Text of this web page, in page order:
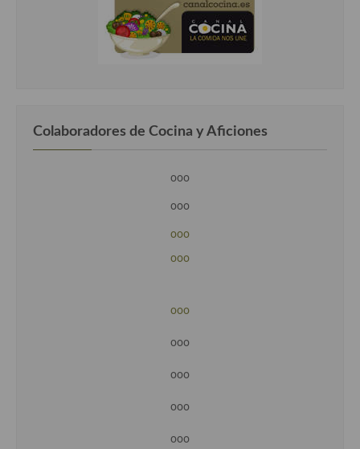
Colaboradores de Cocina y Aficiones
ooo
ooo
ooo
ooo
ooo
ooo
ooo
ooo
ooo